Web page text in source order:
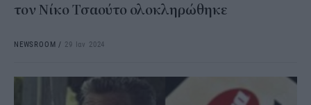
τον Νίκο Τσαούτο ολοκληρώθηκε
NEWSROOM / 29 Ιαν 2024